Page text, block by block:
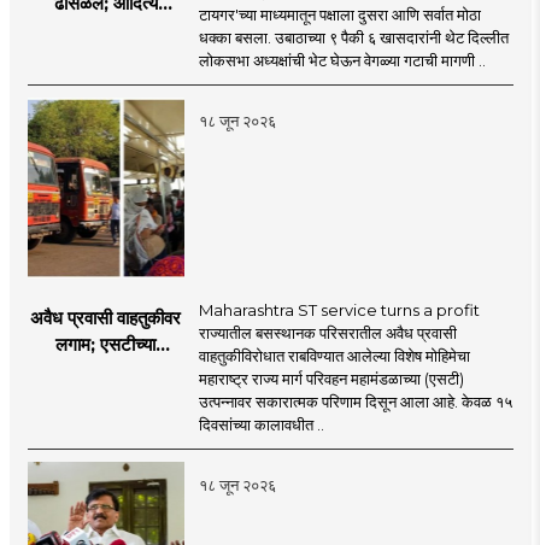
नेमका कुठे चुकला?
टायगर'च्या माध्यमातून पक्षाला दुसरा आणि सर्वात मोठा
धक्का बसला. उबाठाच्या ९ पैकी ६ खासदारांनी थेट दिल्लीत
लोकसभा अध्यक्षांची भेट घेऊन वेगळ्या गटाची मागणी ..
१८ जून २०२६
अवैध प्रवासी वाहतुकीवर
लगाम; एसटीच्या
Maharashtra ST service turns a profit
राज्यातील बसस्थानक परिसरातील अवैध प्रवासी
वाहतुकीविरोधात राबविण्यात आलेल्या विशेष मोहिमेचा
महाराष्ट्र राज्य मार्ग परिवहन महामंडळाच्या (एसटी)
उत्पन्नावर सकारात्मक परिणाम दिसून आला आहे. केवळ १५
दिवसांच्या कालावधीत ..
१८ जून २०२६